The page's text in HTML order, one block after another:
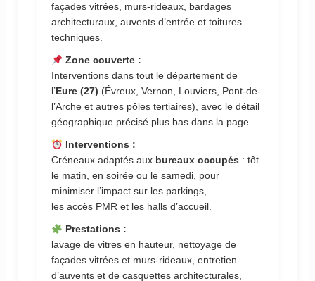
façades vitrées, murs-rideaux, bardages
architecturaux, auvents d’entrée et toitures
techniques.
Zone couverte :
Interventions dans tout le département de
l’Eure (27) (Évreux, Vernon, Louviers, Pont-de-
l’Arche et autres pôles tertiaires), avec le détail
géographique précisé plus bas dans la page.
Interventions :
Créneaux adaptés aux bureaux occupés : tôt
le matin, en soirée ou le samedi, pour
minimiser l’impact sur les parkings,
les accès PMR et les halls d’accueil.
Prestations :
lavage de vitres en hauteur, nettoyage de
façades vitrées et murs-rideaux, entretien
d’auvents et de casquettes architecturales,